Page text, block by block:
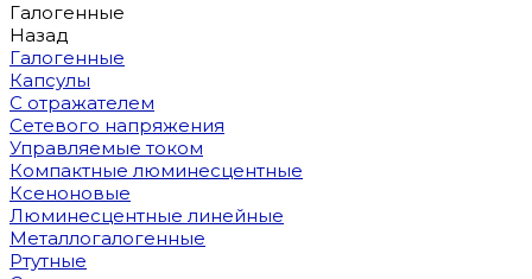
Галогенные
Назад
Галогенные
Капсулы
С отражателем
Сетевого напряжения
Управляемые током
Компактные люминесцентные
Ксеноновые
Люминесцентные линейные
Металлогалогенные
Ртутные